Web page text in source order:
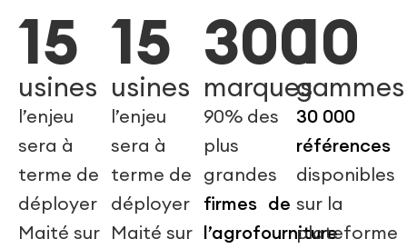
usines
15
l’enjeu
sera à
terme de
déployer
Maité sur
usines
15
l’enjeu
sera à
terme de
déployer
Maité sur
marques
300
90% des
plus
grandes
firmes de
l’agrofourniture
gammes
10
30 000
références
disponibles
sur la
plateforme